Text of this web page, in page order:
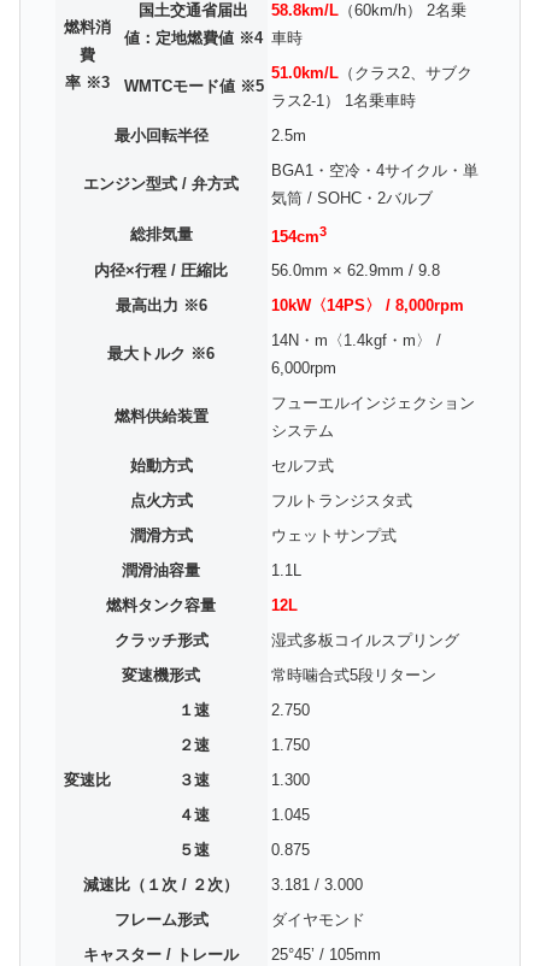
燃料消
費
率 ※3
国土交通省届出
値：定地燃費値 ※4
58.8km/L（60km/h） 2名乗
車時
WMTCモード値 ※5
51.0km/L（クラス2、サブク
ラス2-1） 1名乗車時
最小回転半径
2.5m
エンジン型式 / 弁方式
BGA1・空冷・4サイクル・単
気筒 / SOHC・2バルブ
総排気量
154cm3
内径×行程 / 圧縮比
56.0mm × 62.9mm / 9.8
最高出力 ※6
10kW〈14PS〉 / 8,000rpm
最大トルク ※6
14N・m〈1.4kgf・m〉 /
6,000rpm
燃料供給装置
フューエルインジェクション
システム
始動方式
セルフ式
点火方式
フルトランジスタ式
潤滑方式
ウェットサンプ式
潤滑油容量
1.1L
燃料タンク容量
12L
クラッチ形式
湿式多板コイルスプリング
変速機形式
常時噛合式5段リターン
変速比
１速
2.750
２速
1.750
３速
1.300
４速
1.045
５速
0.875
減速比（１次 / ２次）
3.181 / 3.000
フレーム形式
ダイヤモンド
キャスター / トレール
25°45’ / 105mm